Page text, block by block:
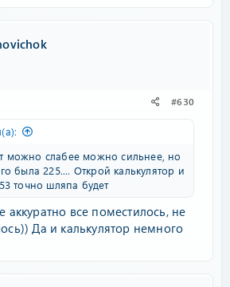
#630
можно слабее можно сильнее, но
была 225.... Открой калькулятор и
точно шляпа будет
аккуратно все поместилось, не
Да и калькулятор немного